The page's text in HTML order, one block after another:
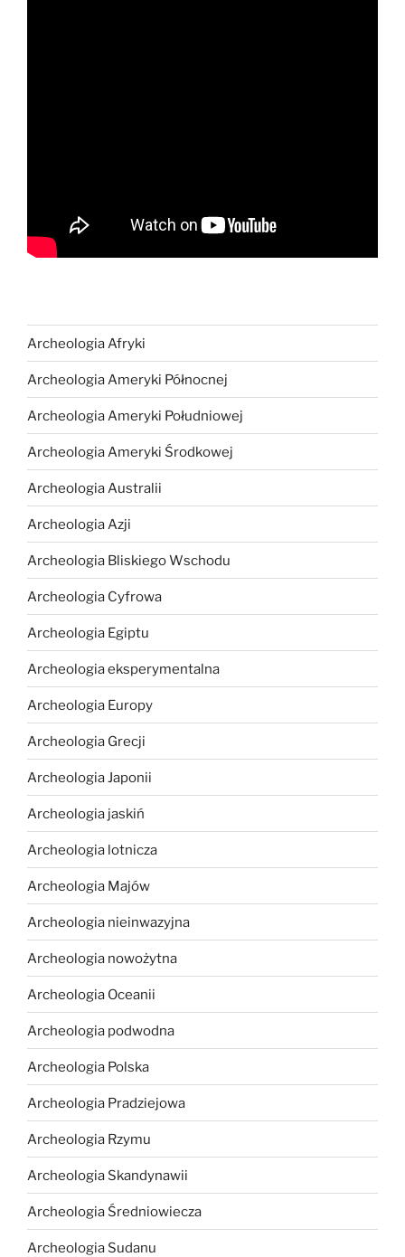
Archeologia Afryki
Archeologia Ameryki Północnej
Archeologia Ameryki Południowej
Archeologia Ameryki Środkowej
Archeologia Australii
Archeologia Azji
Archeologia Bliskiego Wschodu
Archeologia Cyfrowa
Archeologia Egiptu
Archeologia eksperymentalna
Archeologia Europy
Archeologia Grecji
Archeologia Japonii
Archeologia jaskiń
Archeologia lotnicza
Archeologia Majów
Archeologia nieinwazyjna
Archeologia nowożytna
Archeologia Oceanii
Archeologia podwodna
Archeologia Polska
Archeologia Pradziejowa
Archeologia Rzymu
Archeologia Skandynawii
Archeologia Średniowiecza
Archeologia Sudanu